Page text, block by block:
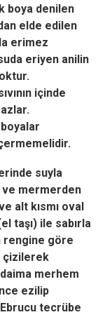
boya denilen
elde edilen
erimez
eriyen anilin
içinde
boyalar
suyla
ve mermerden
alt kısmı oval
taşı) ile sabırla
rengine göre
çizilerek
merhem
ezilip
tecrübe